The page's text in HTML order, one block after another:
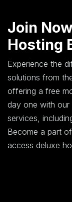
Join
Hosting
Experience the
solutions from
offering a free
day one with our
services,
Become a part
access deluxe